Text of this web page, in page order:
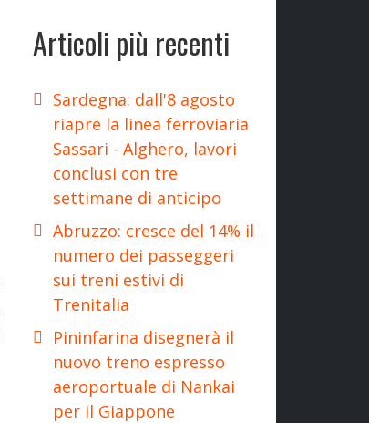
Articoli più recenti
Sardegna: dall'8 agosto
riapre la linea ferroviaria
Sassari - Alghero, lavori
conclusi con tre
settimane di anticipo
Abruzzo: cresce del 14% il
numero dei passeggeri
sui treni estivi di
Trenitalia
Pininfarina disegnerà il
nuovo treno espresso
aeroportuale di Nankai
per il Giappone